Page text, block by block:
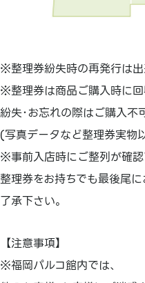
※整理券紛失時の再発行は出
※整理券は商品ご購入時に回
紛失･お忘れの際はご購入不
(写真データなど整理券実物
※事前入店時にご整列が確認
整理券をお持ちでも最後尾
了承下さい。
【注意事項】
※福岡パルコ館内では、